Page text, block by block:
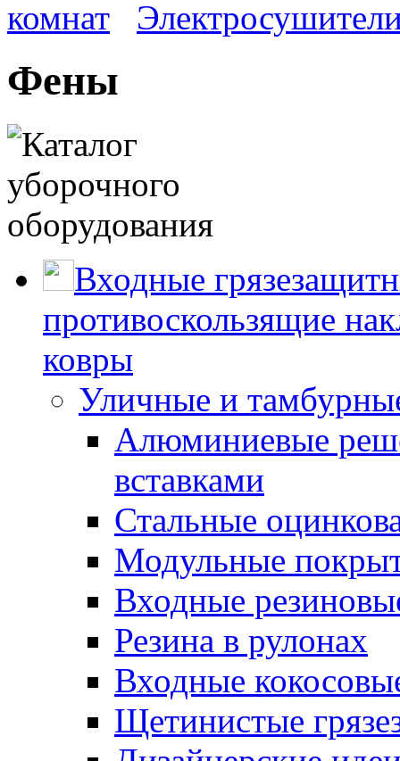
комнат
Фены
Входные
противоскользящие
ковры
Уличные и
Алюминиевые
вставками
Стальные
Модульные
Входные
Резина в рулонах
Входные
Щетинистые